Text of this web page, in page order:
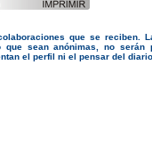
que se reciben.
sean anónimas, no serán
el perfil ni el pensar del